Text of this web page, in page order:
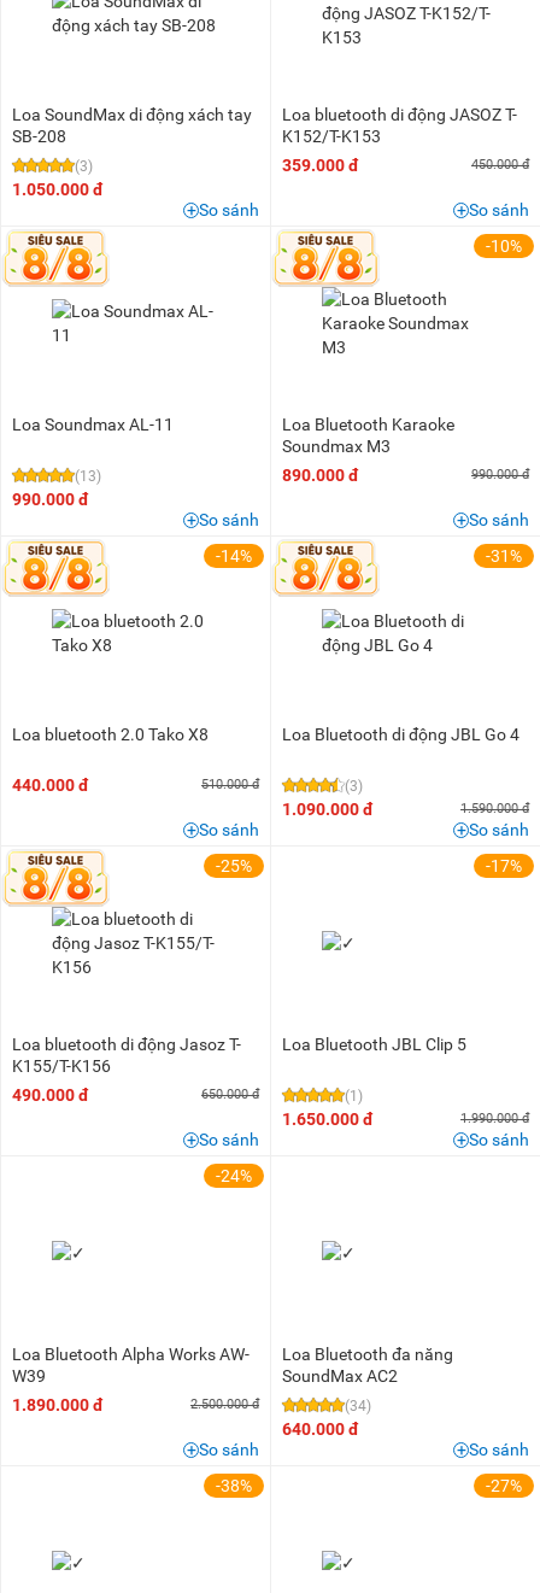
500K - 1 triệu (25)
1,5 triệu - 2 triệu (9)
2 triệu - 3 triệu
3 triệu - 5 triệu
8 triệu - 10 triệu
10 triệu - 15 triệu
15 triệu - 20 triệu
Loa SoundMax di động xách tay
SB-208
(3)
1.050.000 đ
So sánh
Loa bluetooth di động JASOZ T-
K152/T-K153
359.000 đ
450.000 đ
So sánh
Loa Soundmax AL-11
(13)
990.000 đ
So sánh
-10%
Loa Bluetooth Karaoke
Soundmax M3
890.000 đ
990.000 đ
So sánh
-14%
Loa bluetooth 2.0 Tako X8
440.000 đ 510.000 đ
So sánh
-31%
Loa Bluetooth di động JBL Go 4
(3)
1.090.000 đ 1.590.000 đ
So sánh
-25%
Loa bluetooth di động Jasoz T-
K155/T-K156
490.000 đ
650.000 đ
So sánh
-17%
Loa Bluetooth JBL Clip 5
(1)
1.650.000 đ 1.990.000 đ
So sánh
-24%
Loa Bluetooth Alpha Works AW-
W39
1.890.000 đ
2.500.000 đ
So sánh
Loa Bluetooth đa năng
SoundMax AC2
(34)
640.000 đ
So sánh
-38%
-27%